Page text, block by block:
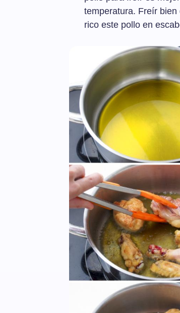
temperatura. Freír
rico este pollo en